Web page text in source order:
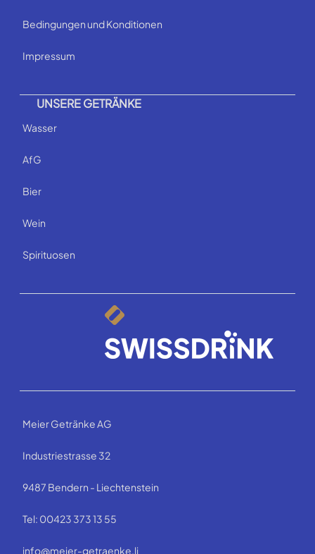
Bedingungen und Konditionen
Impressum
UNSERE GETRÄNKE
Wasser
AfG
Bier
Wein
Spirituosen
Meier Getränke AG
Industriestrasse 32
9487 Bendern - Liechtenstein
Tel: 00423 373 13 55
info@meier-getraenke.li